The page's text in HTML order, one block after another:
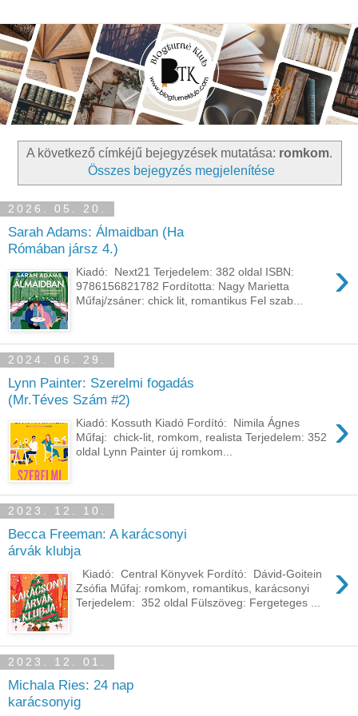
A következő címkéjű bejegyzések mutatása: romkom.
Összes bejegyzés megjelenítése
2026. 05. 20.
Sarah Adams: Álmaidban (Ha
Rómában jársz 4.)
›
Kiadó: Next21 Terjedelem: 382 oldal ISBN:
9786156821782 Fordította: Nagy Marietta
Műfaj/zsáner: chick lit, romantikus Fel szab...
2024. 06. 29.
Lynn Painter: Szerelmi fogadás
(Mr.Téves Szám #2)
›
Kiadó: Kossuth Kiadó Fordító: Nimila Ágnes
Műfaj: chick-lit, romkom, realista Terjedelem: 352
oldal Lynn ​Painter új romkom...
2023. 12. 10.
Becca Freeman: A karácsonyi
árvák klubja
›
Kiadó: Central Könyvek Fordító: Dávid-Goitein
Zsófia Műfaj: romkom, romantikus, karácsonyi
Terjedelem: 352 oldal Fülszöveg: Fergeteges ...
2023. 12. 01.
Michala Ries: 24 ​nap
karácsonyig